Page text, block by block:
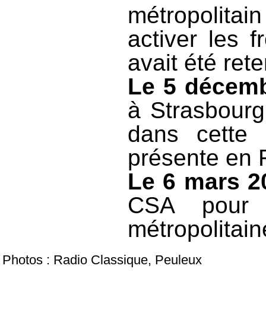
activer les
avait été
Le 5
à
dans cette
présente en
Le 6 mars
CSA pour
Photos : Radio Classique, Peuleux